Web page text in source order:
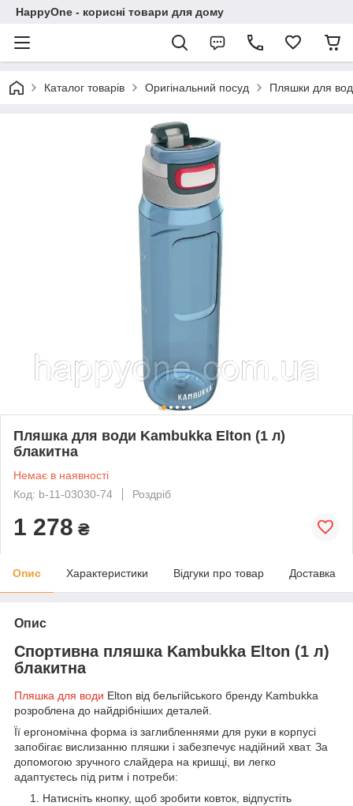
HappyOne - корисні товари для дому
Каталог товарів Оригінальний посуд Пляшки для
Пляшка для води Kambukka Elton (1 л)
блакитна
Немає в наявності
Код: b-11-03030-74
Роздріб
1 278 ₴
Опис Характеристики Відгуки про товар Доставка
Опис
Спортивна пляшка Kambukka Elton (1 л)
блакитна
Пляшка для води Elton від бельгійського бренду Kambukka
розроблена до найдрібніших деталей.
Її ергономічна форма із заглибленнями для руки в корпусі
запобігає вислизанню пляшки і забезпечує надійний хват. За
допомогою зручного слайдера на кришці, ви легко
адаптуєтесь під ритм і потреби:
Натисніть кнопку, щоб зробити ковток, відпустіть